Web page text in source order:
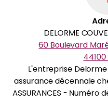
DELORME
60 Boulevard
L'entreprise
assurance décennale
ASSURANCES - Numéro